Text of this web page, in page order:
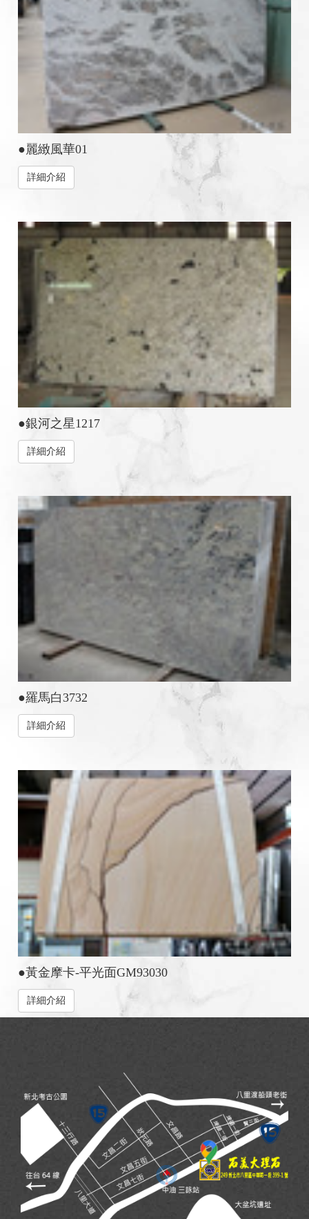
●麗緻風華01
詳細介紹
●銀河之星1217
詳細介紹
●羅馬白3732
詳細介紹
●黃金摩卡-平光面GM93030
詳細介紹